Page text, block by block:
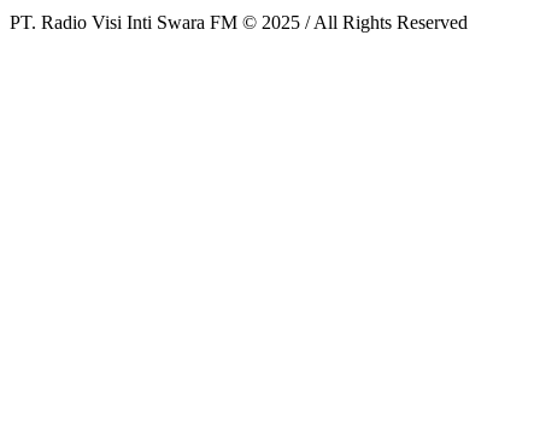
PT. Radio Visi Inti Swara FM © 2025 / All Rights Reserved